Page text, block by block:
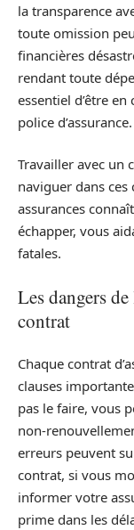
la transparence
toute omission
financières
rendant toute
essentiel d’être
police d’assurance.
Travailler avec un
naviguer dans ces
assurances
échapper, vous
fatales.
Les dangers
contrat
Chaque contrat
clauses
pas le faire, vous
non-
erreurs peuvent
contrat, si vous
informer votre
prime dans les